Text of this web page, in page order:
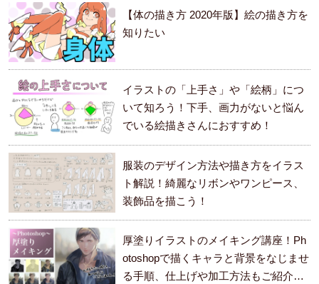
【体の描き方 2020年版】絵の描き方を
知りたい
イラストの「上手さ」や「絵柄」につ
いて知ろう！下手、画力がないと悩ん
でいる絵描きさんにおすすめ！
服装のデザイン方法や描き方をイラス
ト解説！綺麗なリボンやワンピース、
装飾品を描こう！
厚塗りイラストのメイキング講座！Ph
otoshopで描くキャラと背景をなじませ
る手順、仕上げや加工方法もご紹介し